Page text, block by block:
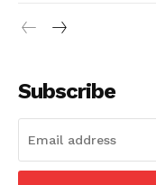
Subscribe